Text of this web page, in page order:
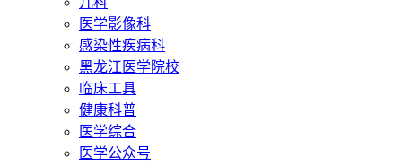
医学影像科
感染性疾病科
黑龙江医学院校
临床工具
健康科普
医学综合
医学公众号